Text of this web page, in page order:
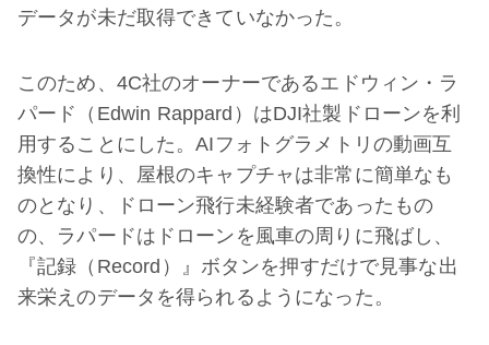
データが未だ取得できていなかった。
このため、4C社のオーナーであるエドウィン・ラ
パード（Edwin Rappard）はDJI社製ドローンを利
用することにした。AIフォトグラメトリの動画互
換性により、屋根のキャプチャは非常に簡単なも
のとなり、ドローン飛行未経験者であったもの
の、ラパードはドローンを風車の周りに飛ばし、
『記録（Record）』ボタンを押すだけで見事な出
来栄えのデータを得られるようになった。